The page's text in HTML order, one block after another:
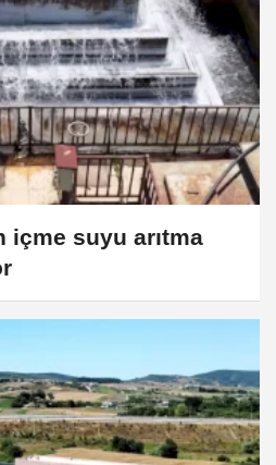
içme suyu arıtma